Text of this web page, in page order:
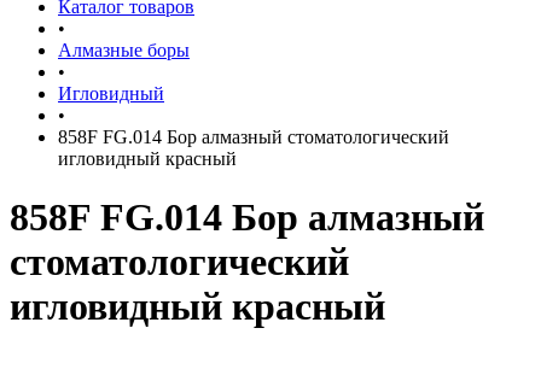
Каталог товаров
•
Алмазные боры
•
Игловидный
•
858F FG.014 Бор алмазный стоматологический
игловидный красный
858F FG.014 Бор алмазный
стоматологический
игловидный красный